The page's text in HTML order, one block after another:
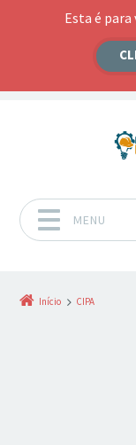
Esta é para
MENU
Início CIPA